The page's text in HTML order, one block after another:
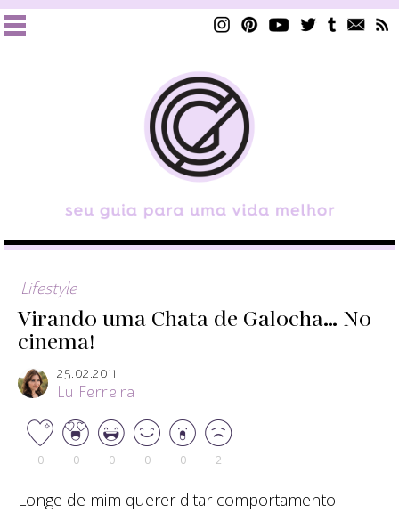
Lifestyle
Virando uma Chata de Galocha… No
cinema!
25.02.2011
Lu Ferreira
0 0 0 0 0 2
Longe de mim querer ditar comportamento